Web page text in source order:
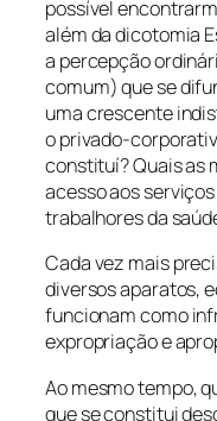
possível
além da dicotomia
a percepção
comum) que se
uma crescente
o privado-
constituí? Quais as
acesso aos
trabalhores da
Cada vez mais
diversos aparatos,
funcionam como
expropriação e
Ao mesmo tempo,
que se constitui